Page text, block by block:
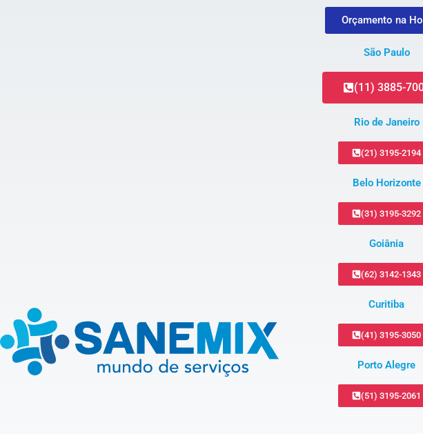
Orçamento na
São Paulo
(11) 3885-
Rio de Janeiro
(21) 3195-2194
Belo Horizonte
(31) 3195-3292
Goiânia
(62) 3142-1343
Curitiba
(41) 3195-3050
Porto Alegre
(51) 3195-2061